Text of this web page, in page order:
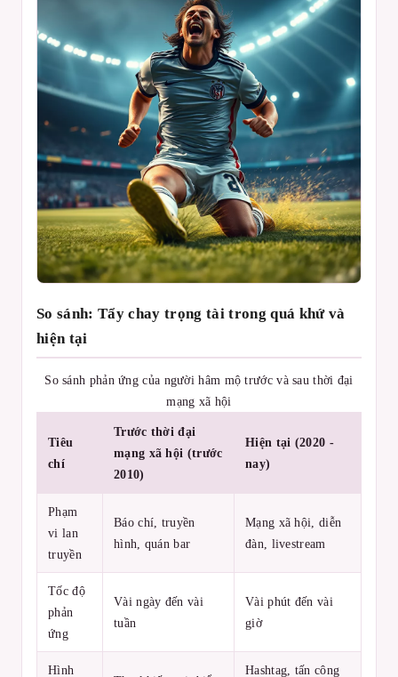
So sánh: Tẩy chay trọng tài trong quá khứ và
hiện tại
So sánh phản ứng của người hâm mộ trước và sau thời đại
mạng xã hội
Tiêu
chí
Trước thời đại
mạng xã hội (trước
2010)
Hiện tại (2020 -
nay)
Phạm
vi lan
truyền
Báo chí, truyền
hình, quán bar
Mạng xã hội, diễn
đàn, livestream
Tốc độ
phản
ứng
Vài ngày đến vài
tuần
Vài phút đến vài
giờ
Hình Hashtag, tấn công